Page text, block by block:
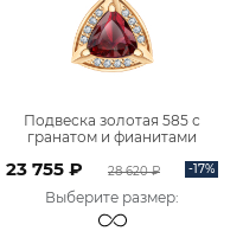
Подвеска золотая 585 с
гранатом и фианитами
23 755 ₽ 28 620 ₽ -17%
Выберите размер: